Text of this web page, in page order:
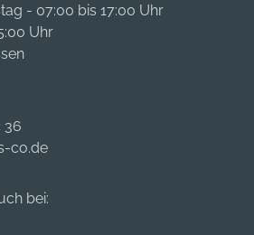
- 07:00 bis 17:00 Uhr
Uhr
36
co.de
bei: